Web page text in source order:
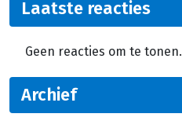
Laatste reacties
Geen reacties om te tonen.
Archief